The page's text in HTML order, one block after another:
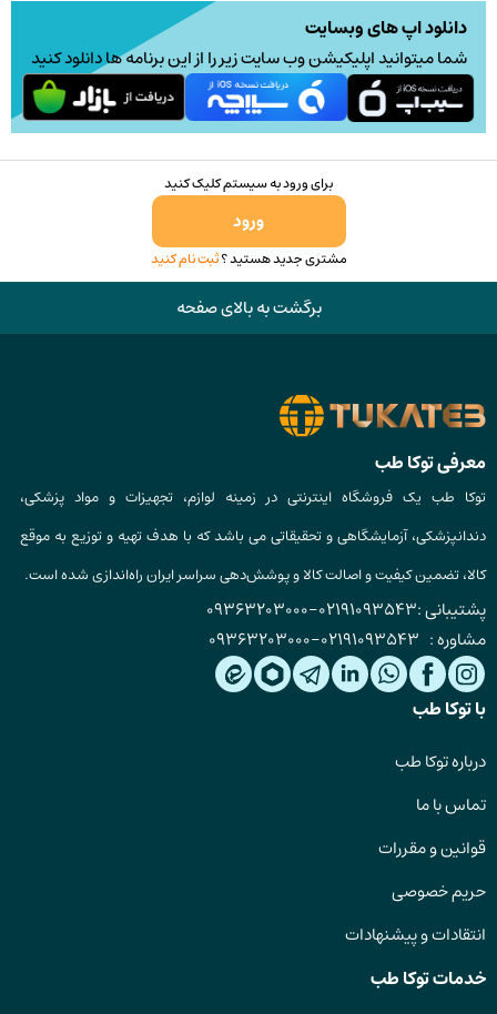
دانلود اپ های وبسایت
شما میتوانید اپلیکیشن وب سایت زیر را از این برنامه ها دانلود کنید
برای ورود به سیستم کلیک کنید
ورود
مشتری جدید هستید ؟ثبت نام کنید
برگشت به بالای صفحه
معرفی توکا طب
توکا طب یک فروشگاه اینترنتی در زمینه لوازم، تجهیزات و مواد پزشکی،
دندانپزشکی، آزمایشگاهی و تحقیقاتی می باشد که با هدف تهیه و توزیع به موقع
کالا، تضمین کیفیت و اصالت کالا و پوشش‌دهی سراسر ایران راه‌اندازی شده است.
پشتیبانی :02191093543
-
09363203000
مشاوره : 02191093543
-
09363203000
با توکا طب
درباره توکا طب
تماس با ما
قوانین و مقررات
حریم خصوصی
انتقادات و پیشنهادات
خدمات توکا طب